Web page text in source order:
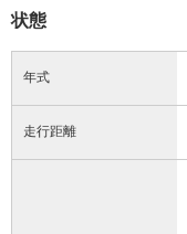
状態
年式
走行距離